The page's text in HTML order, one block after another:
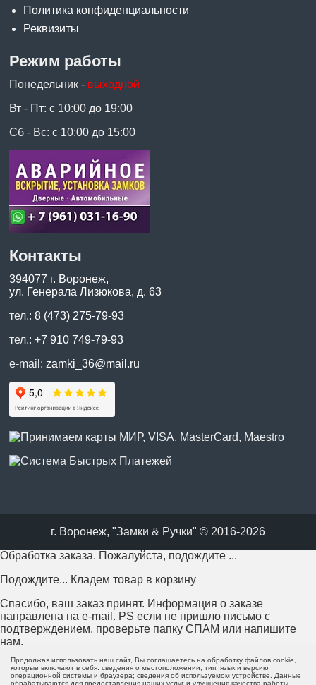
Политика конфиденциальности
Реквизиты
Режим работы
Понедельник - выходной
Вт - Пт: с 10:00 до 19:00
Сб - Вс: с 10:00 до 15:00
Контакты
394077 г. Воронеж,
ул. Генерала Лизюкова, д. 63
тел.:8 (473) 275-79-93
тел.:+7 910 749-79-93
e-mail: zamki_36@mail.ru
г. Воронеж, "Замки & Ручки" © 2016-2026
Продолжая использовать наш сайт, Вы соглашаетесь на обработку файлов cookie,
которые включают в себя: сведения о местоположении; тип, язык и версию
операционной системы и браузера; сведения об используемом устройстве. Данные
обрабатываются для предоставления наших услуг и улучшения качества работы
Обработка заказа. Пожалуйста, подождите ...
Подождите... Кладем товар в корзину
Спасибо, ваш заказ принят. Информация о заказе
направлена на e-mail. PS если не пришло письмо с
подтверждением, проверьте папку СПАМ или напишите
нам.
Возникла проблема с отправкой заказа. Пожалуйста,
попробуйте еще раз или напишите нам.